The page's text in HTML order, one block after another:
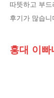
따뜻하고 부
후기가 많습니
홍대 이빠